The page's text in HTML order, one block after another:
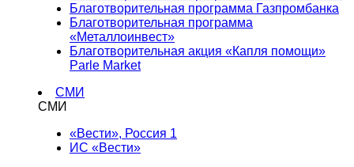
Благотворительная программа Газпромбанка
Благотворительная программа
«Металлоинвест»
Благотворительная акция «Капля помощи»
Parle Market
СМИ
СМИ
«Вести», Россия 1
ИС «Вести»